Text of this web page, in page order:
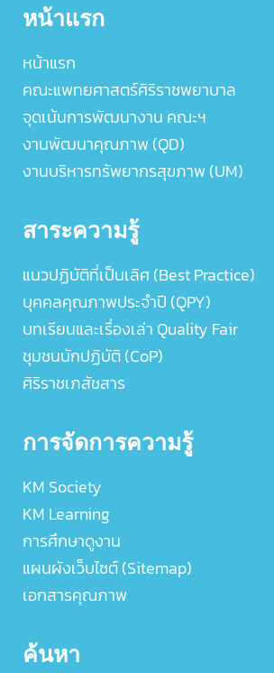
หน้าแรก
หน้าแรก
คณะแพทยศาสตร์ศิริราชพยาบาล
จุดเน้นการพัฒนางาน คณะฯ
งานพัฒนาคุณภาพ (QD)
งานบริหารทรัพยากรสุขภาพ (UM)
สาระความรู้
แนวปฏิบัติที่เป็นเลิศ (Best Practice)
บุคคลคุณภาพประจำปี (QPY)
บทเรียนและเรื่องเล่า Quality Fair
ชุมชนนักปฏิบัติ (CoP)
ศิริราชเภสัชสาร
การจัดการความรู้
KM Society
KM Learning
การศึกษาดูงาน
แผนผังเว็บไซต์ (Sitemap)
เอกสารคุณภาพ
ค้นหา